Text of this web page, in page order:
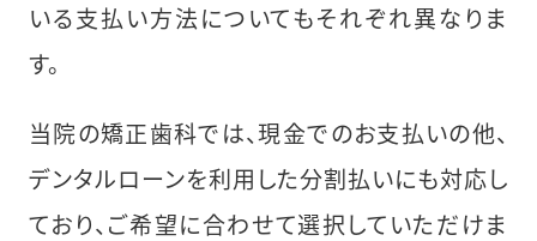
いる支払い方法についてもそれぞれ異なりま
す。
当院の矯正歯科では、現金でのお支払いの他、
デンタルローンを利用した分割払いにも対応し
ており、ご希望に合わせて選択していただけま